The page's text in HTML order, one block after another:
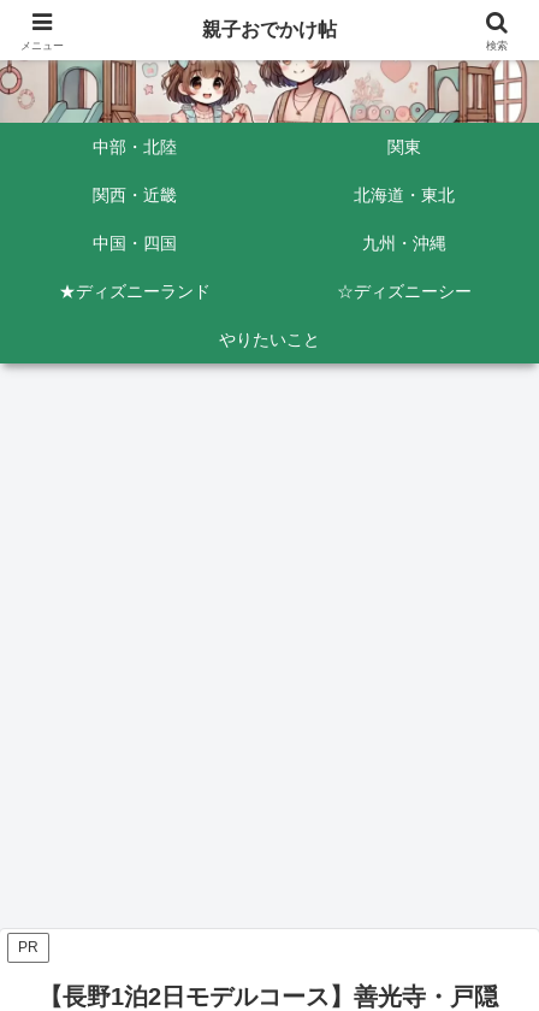
中部・北陸 関東
関西・近畿 北海道・東北
中国・四国 九州・沖縄
★ディズニーランド ☆ディズニーシー
やりたいこと
PR
【長野1泊2日モデルコース】善光寺・戸隠
メニュー
親子おでかけ帖
検索